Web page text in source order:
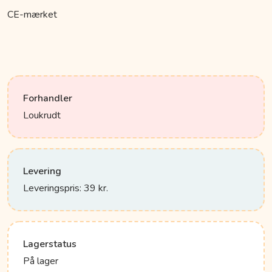
CE-mærket
Forhandler
Loukrudt
Levering
Leveringspris: 39 kr.
Lagerstatus
På lager